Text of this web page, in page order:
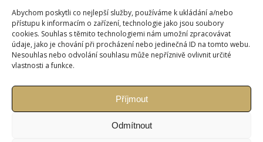
Abychom poskytli co nejlepší služby, používáme k ukládání a/nebo
přístupu k informacím o zařízení, technologie jako jsou soubory
cookies. Souhlas s těmito technologiemi nám umožní zpracovávat
údaje, jako je chování při procházení nebo jedinečná ID na tomto webu.
Nesouhlas nebo odvolání souhlasu může nepříznivě ovlivnit určité
vlastnosti a funkce.
Příjmout
Odmítnout
telefonické nebo emailové objednávce (Víkendy
omezeně)
Kontakt
Telefon:+420 734 414 400
laznestodolni@gmail.com